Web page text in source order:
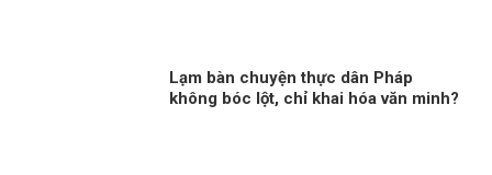
Lạm bàn chuyện thực dân Pháp
không bóc lột, chỉ khai hóa văn minh?